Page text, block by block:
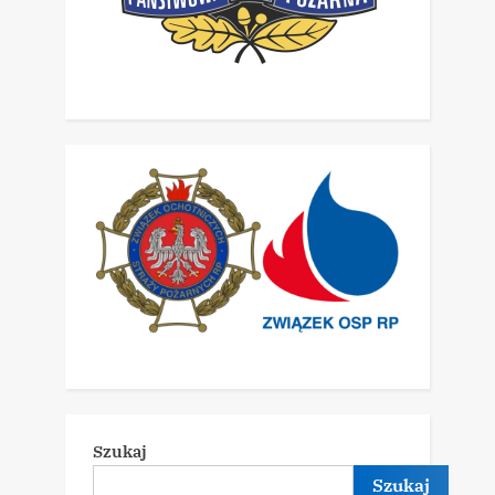
Szukaj
Szukaj